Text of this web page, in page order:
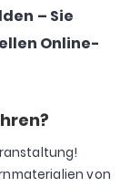
– Sie
Online-
von